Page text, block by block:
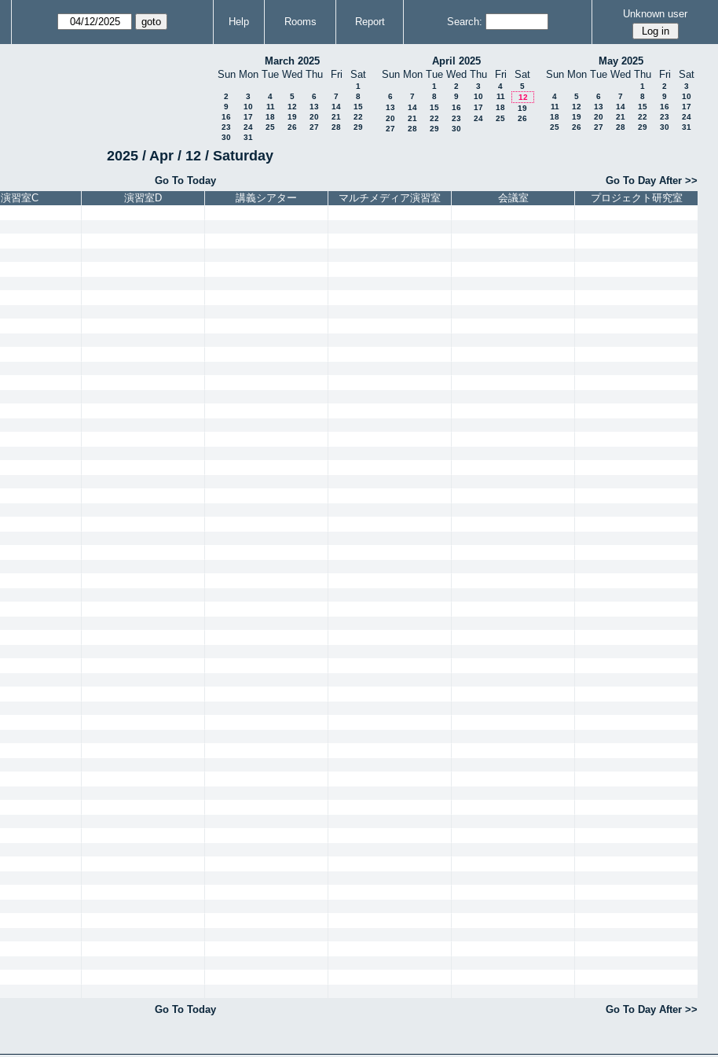
Help Rooms Report Search:
Unknown user
March 2025
Sun Mon Tue Wed Thu Fri Sat
1
2
3 4 5 6 7
8
9
10 11 12 13 14
15
16
17 18 19 20 21
22
23
24 25 26 27 28
29
30
31
April 2025
Sun Mon Tue Wed Thu Fri Sat
1 2 3 4
5
6
7 8 9 10 11
12
13
14 15 16 17 18
19
20
21 22 23 24 25
26
27
28 29 30
May 2025
Sun Mon Tue Wed Thu Fri Sat
1 2
3
4
5 6 7 8 9
10
11
12 13 14 15 16
17
18
19 20 21 22 23
24
25
26 27 28 29 30 31
2025 / Apr / 12 / Saturday
Go To Today
Go To Day After >>
演習室C 演習室D 講義シアター マルチメディア演習室 会議室
プロジェクト研究室
Go To Today
Go To Day After >>